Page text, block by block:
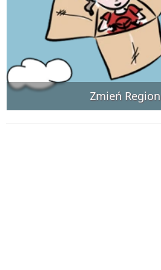
Zmień Region